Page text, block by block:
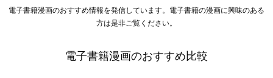
電子書籍漫画のおすすめ情報を発信しています。電子書籍の漫画に興味のある
方は是非ご覧ください。
電子書籍漫画のおすすめ比較